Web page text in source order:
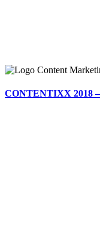
CONTENTIXX 2018